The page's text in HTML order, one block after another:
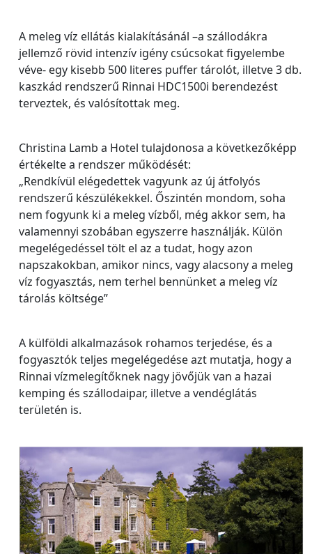
A meleg víz ellátás kialakításánál –a szállodákra
jellemző rövid intenzív igény csúcsokat figyelembe
véve- egy kisebb 500 literes puffer tárolót, illetve 3 db.
kaszkád rendszerű Rinnai HDC1500i berendezést
terveztek, és valósítottak meg.
Christina Lamb a Hotel tulajdonosa a következőképp
értékelte a rendszer működését:
„Rendkívül elégedettek vagyunk az új átfolyós
rendszerű készülékekkel. Őszintén mondom, soha
nem fogyunk ki a meleg vízből, még akkor sem, ha
valamennyi szobában egyszerre használják. Külön
megelégedéssel tölt el az a tudat, hogy azon
napszakokban, amikor nincs, vagy alacsony a meleg
víz fogyasztás, nem terhel bennünket a meleg víz
tárolás költsége”
A külföldi alkalmazások rohamos terjedése, és a
fogyasztók teljes megelégedése azt mutatja, hogy a
Rinnai vízmelegítőknek nagy jövőjük van a hazai
kemping és szállodaipar, illetve a vendéglátás
területén is.